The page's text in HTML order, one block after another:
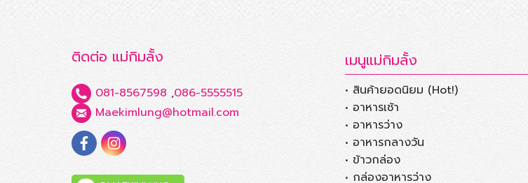
ติดต่อ แม่กิมลั้ง
081-8567598 ,086-5555515
Maekimlung@hotmail.com
เมนูแม่กิมลั้ง
• สินค้ายอดนิยม (Hot!)
• อาหารเช้า
• อาหารว่าง
• อาหารกลางวัน
• ข้าวกล่อง
• กล่องอาหารว่าง